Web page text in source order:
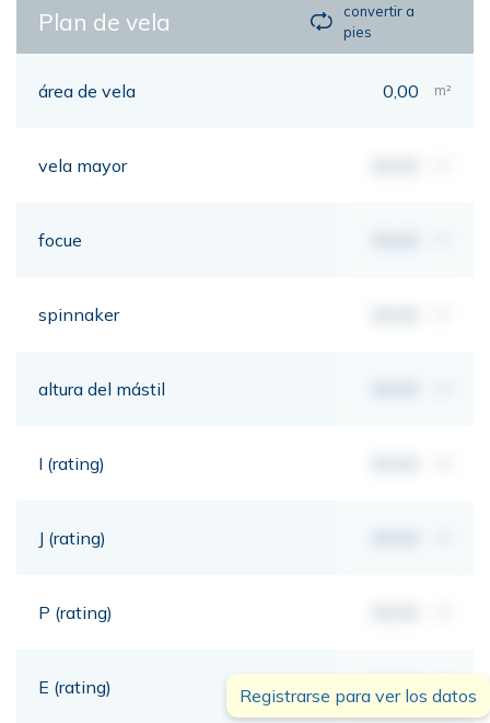
Plan de vela
convertir a
pies
área de vela 0,00 m²
vela mayor
focue
spinnaker
altura del mástil
I (rating)
J (rating)
P (rating)
E (rating) 00,00 mt
Registrarse para ver los datos